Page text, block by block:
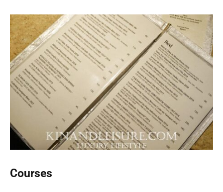
Courses